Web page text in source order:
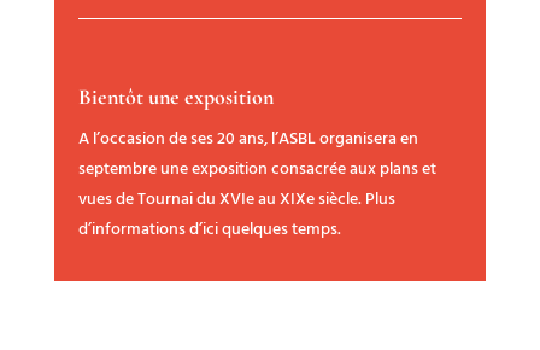
Bientôt une exposition
A l’occasion de ses 20 ans, l’ASBL organisera en
septembre une exposition consacrée aux plans et
vues de Tournai du XVIe au XIXe siècle. Plus
d’informations d’ici quelques temps.